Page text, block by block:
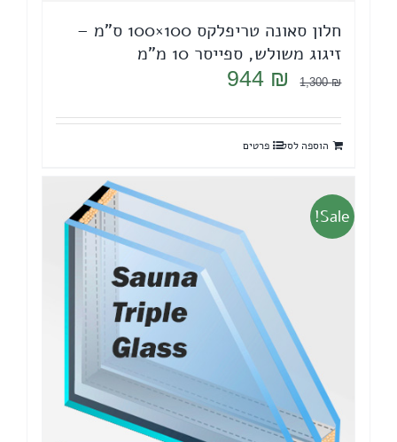
חלון סאונה טריפלקס 100×100 ס"מ –
זיגוג משולש, ספייסר 10 מ"מ
1,300₪
המחיר
היה:
1,300 ₪.
944 ₪
המחיר
הוא:
הוספה לסל פרטים
Sale!